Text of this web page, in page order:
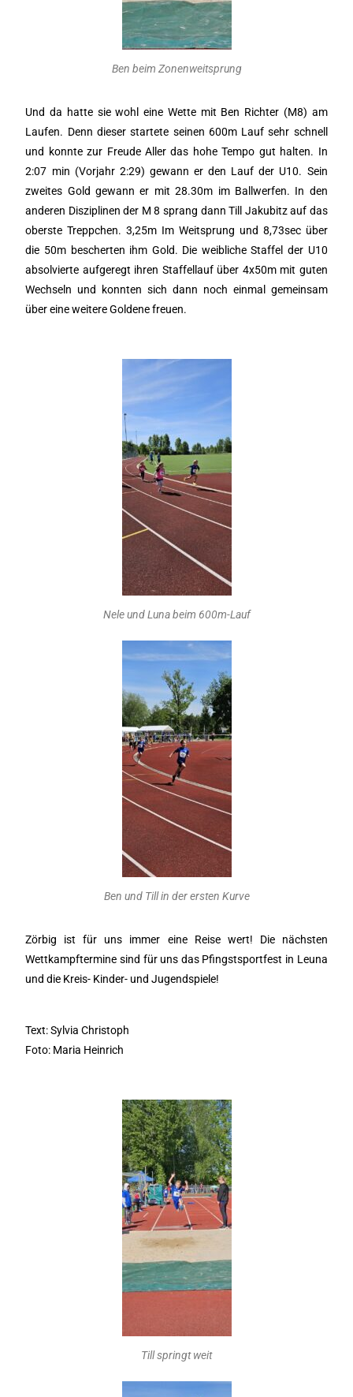
Ben beim Zonenweitsprung
Und da hatte sie wohl eine Wette mit Ben Richter (M8) am
Laufen. Denn dieser startete seinen 600m Lauf sehr schnell
und konnte zur Freude Aller das hohe Tempo gut halten. In
2:07 min (Vorjahr 2:29) gewann er den Lauf der U10. Sein
zweites Gold gewann er mit 28.30m im Ballwerfen. In den
anderen Disziplinen der M 8 sprang dann Till Jakubitz auf das
oberste Treppchen. 3,25m Im Weitsprung und 8,73sec über
die 50m bescherten ihm Gold. Die weibliche Staffel der U10
absolvierte aufgeregt ihren Staffellauf über 4x50m mit guten
Wechseln und konnten sich dann noch einmal gemeinsam
über eine weitere Goldene freuen.
Nele und Luna beim 600m-Lauf
Ben und Till in der ersten Kurve
Zörbig ist für uns immer eine Reise wert! Die nächsten
Wettkampftermine sind für uns das Pfingstsportfest in Leuna
und die Kreis- Kinder- und Jugendspiele!
Text: Sylvia Christoph
Foto: Maria Heinrich
Till springt weit